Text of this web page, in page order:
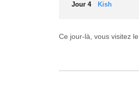
Jour 4 Kish
Ce jour-là, vous visitez